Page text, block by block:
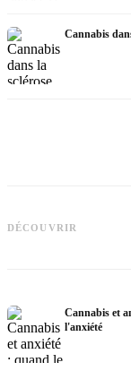
Cannabis
DÉCOUVRIR
Epidiolex et l'état actuel
recherche
Cannabis et
l'anxiété